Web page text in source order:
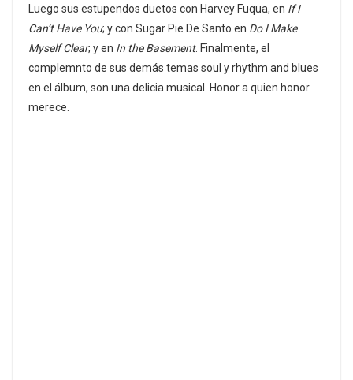
Luego sus estupendos duetos con Harvey Fuqua, en If I
Can’t Have You; y con Sugar Pie De Santo en Do I Make
Myself Clear; y en In the Basement. Finalmente, el
complemnto de sus demás temas soul y rhythm and blues
en el álbum, son una delicia musical. Honor a quien honor
merece.